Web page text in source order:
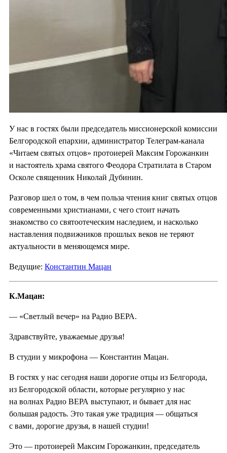
У нас в гостях были председатель миссионерской комиссии
Белгородской епархии, администратор Телеграм-канала
«Читаем святых отцов» протоиерей Максим Горожанкин
и настоятель храма святого Феодора Стратилата в Старом
Осколе священник Николай Дубинин.
Разговор шел о том, в чем польза чтения книг святых отцов
современными христианами, с чего стоит начать
знакомство со святоотеческим наследием, и насколько
наставления подвижников прошлых веков не теряют
актуальности в меняющемся мире.
Ведущие: Константин Мацан
К.Мацан:
— «Светлый вечер» на Радио ВЕРА.
Здравствуйте, уважаемые друзья!
В студии у микрофона — Константин Мацан.
В гостях у нас сегодня наши дорогие отцы из Белгорода,
из Белгородской области, которые регулярно у нас
на волнах Радио ВЕРА выступают, и бывает для нас
большая радость. Это такая уже традиция — общаться
с вами, дорогие друзья, в нашей студии!
Это — протоиерей Максим Горожанкин, председатель